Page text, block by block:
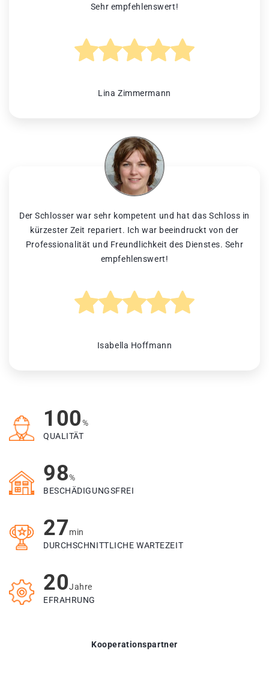
Sehr empfehlenswert!
Lina Zimmermann
Der Schlosser war sehr kompetent und hat das Schloss in
kürzester Zeit repariert. Ich war beeindruckt von der
Professionalität und Freundlichkeit des Dienstes. Sehr
empfehlenswert!
Isabella Hoffmann
100%
QUALITÄT
98%
BESCHÄDIGUNGSFREI
27min
DURCHSCHNITTLICHE WARTEZEIT
20Jahre
EFRAHRUNG
Kooperationspartner